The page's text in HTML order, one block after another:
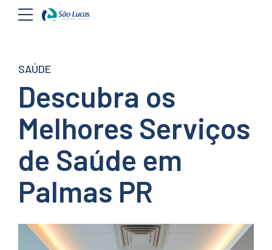
SAÚDE
Descubra os
Melhores Serviços
de Saúde em
Palmas PR